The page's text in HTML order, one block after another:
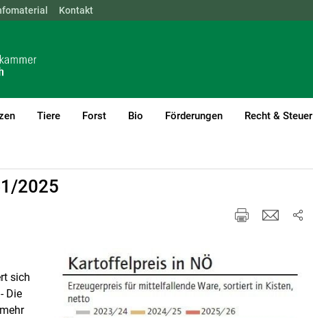
KTN NÖ OÖ SBG
Kontakt
Tiere Forst Bio Förderungen Recht & Steuer
2025
sich
Die